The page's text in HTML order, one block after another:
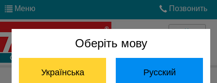
Оберіть мову
Українська Русский
Меню Позвонить
Войти
Отдел запчастей: (068) 824-24-24